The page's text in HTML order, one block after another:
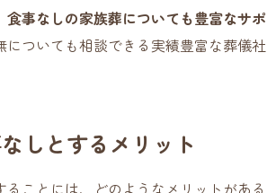
事なしの家族葬についても豊富なサ
についても相談できる実績豊富な葬儀
しとするメリット
ことには、どのようなメリットがあ